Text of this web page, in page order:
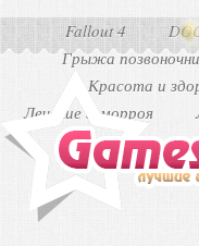
Fallout 4
Грыжа
Красота и
Лечение геморроя